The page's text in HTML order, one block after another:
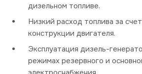
дизельном топливе.
Низкий расход топлива за
конструкции двигателя.
Эксплуатация дизель-
режимах резервного и